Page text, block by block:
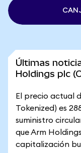
Últimas
Holdings plc
El precio actual
Tokenized) es
suministro
que Arm
capitalización